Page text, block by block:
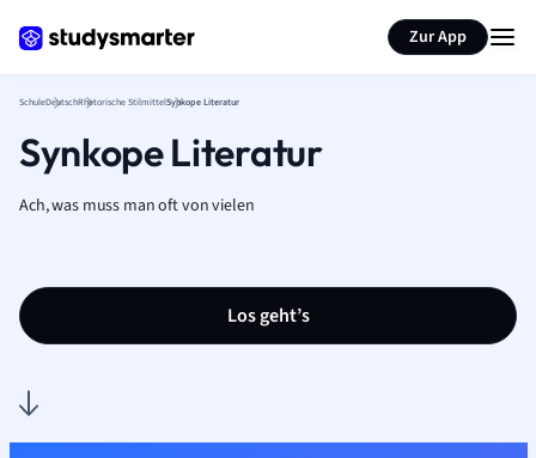
Zur App
SchuleDeutschRhetorische StilmittelSynkope Literatur
Synkope Literatur
Ach, was muss man oft von vielen
Los geht’s
Seite zusammenfassen